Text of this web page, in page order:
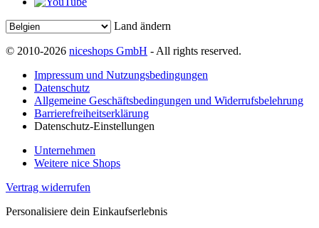
Land ändern
© 2010-2026 niceshops GmbH - All rights reserved.
Impressum und Nutzungsbedingungen
Datenschutz
Allgemeine Geschäftsbedingungen und Widerrufsbelehrung
Barrierefreiheitserklärung
Datenschutz-Einstellungen
Unternehmen
Weitere nice Shops
Vertrag widerrufen
Personalisiere dein Einkaufserlebnis